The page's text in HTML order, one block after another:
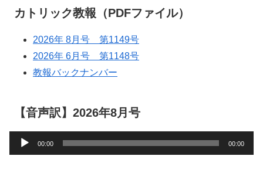
カトリック教報（PDFファイル）
2026年 8月号 第1149号
2026年 6月号 第1148号
教報バックナンバー
【音声訳】2026年8月号
声
00:00 00:00